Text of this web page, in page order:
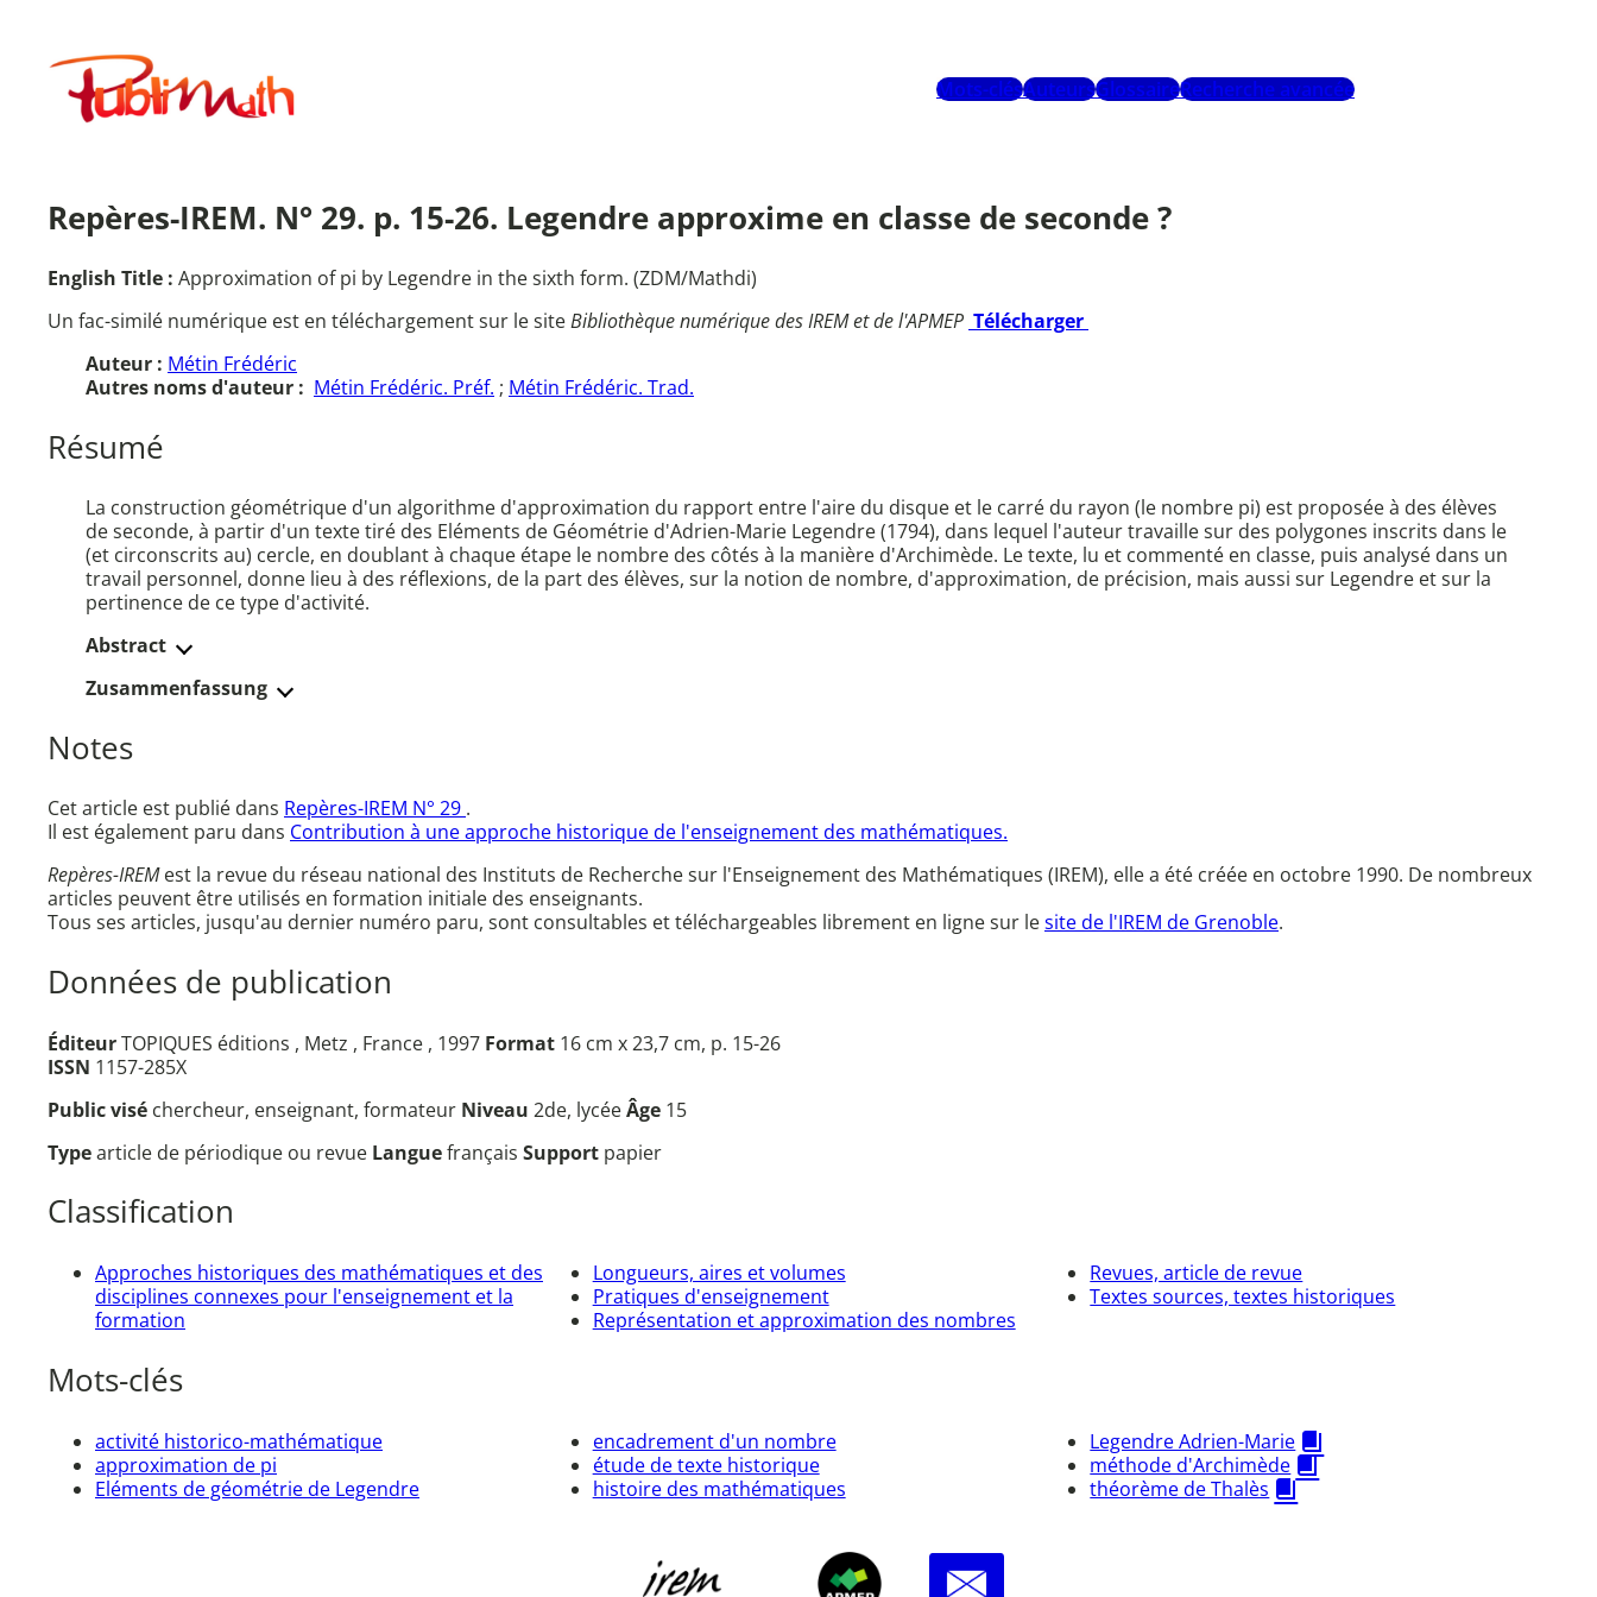
contenuPublimath
Mots-clésAuteursGlossaireRecherche avancée
Repères-IREM. N° 29. p. 15-26. Legendre approxime en classe de seconde ?
English Title : Approximation of pi by Legendre in the sixth form. (ZDM/Mathdi)
Un fac-similé numérique est en téléchargement sur le siteBibliothèque numérique des IREM et de l'APMEP Télécharger
Auteur : Métin Frédéric
Autres noms d'auteur : Métin Frédéric. Préf. ; Métin Frédéric. Trad.
Résumé
La construction géométrique d'un algorithme d'approximation du rapport entre l'aire du disque et le carré du rayon (le nombre pi) est proposée à des élèves
de seconde, à partir d'un texte tiré des Eléments de Géométrie d'Adrien-Marie Legendre (1794), dans lequel l'auteur travaille sur des polygones inscrits dans le
(et circonscrits au) cercle, en doublant à chaque étape le nombre des côtés à la manière d'Archimède. Le texte, lu et commenté en classe, puis analysé dans un
travail personnel, donne lieu à des réflexions, de la part des élèves, sur la notion de nombre, d'approximation, de précision, mais aussi sur Legendre et sur la
pertinence de ce type d'activité.
Abstract
Zusammenfassung
Notes
Cet article est publié dans Repères-IREM N° 29 .
Il est également paru dans Contribution à une approche historique de l'enseignement des mathématiques.
Repères-IREMest la revue du réseau national des Instituts de Recherche sur l'Enseignement des Mathématiques (IREM), elle a été créée en octobre 1990. De nombreux
articles peuvent être utilisés en formation initiale des enseignants.
Tous ses articles, jusqu'au dernier numéro paru, sont consultables et téléchargeables librement en ligne sur lesite de l'IREM de Grenoble.
Données de publication
ÉditeurTOPIQUES éditions , Metz , France , 1997 Format 16 cm x 23,7 cm, p. 15-26
ISSN 1157-285X
Public visé chercheur, enseignant, formateur Niveau 2de, lycéeÂge 15
Typearticle de périodique ou revue Languefrançais Support papier
Classification
Approches historiques des mathématiques et des
disciplines connexes pour l'enseignement et la
formation
Longueurs, aires et volumes
Pratiques d'enseignement
Représentation et approximation des nombres
Revues, article de revue
Textes sources, textes historiques
Mots-clés
activité historico-mathématique
approximation de pi
Eléments de géométrie de Legendre
encadrement d'un nombre
étude de texte historique
histoire des mathématiques
Legendre Adrien-Marie
méthode d'Archimède
théorème de Thalès